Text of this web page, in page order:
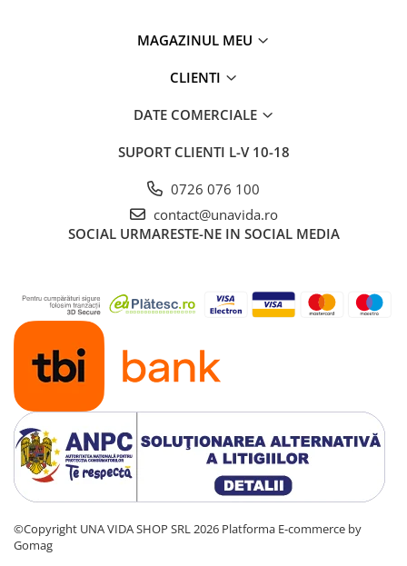
MAGAZINUL MEU
CLIENTI
DATE COMERCIALE
SUPORT CLIENTI L-V 10-18
0726 076 100
contact@unavida.ro
SOCIAL URMARESTE-NE IN SOCIAL MEDIA
©Copyright UNA VIDA SHOP SRL 2026 Platforma E-commerce by
Gomag